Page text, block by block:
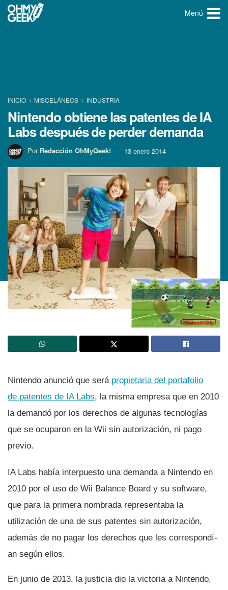
Menú
INICIO MISCELÁNEOS INDUSTRIA
Nintendo obtiene las patentes de IA
Labs después de perder demanda
Por Redacción OhMyGeek! 13 enero 2014
Nintendo anunció que será propietaria del portafolio
de patentes de IA Labs, la misma empresa que en 2010
la demandó por los derechos de algunas tecnologí­as
que se ocuparon en la Wii sin autorización, ni pago
previo.
IA Labs habí­a interpuesto una demanda a Nintendo en
2010 por el uso de Wii Balance Board y su software,
que para la primera nombrada representaba la
utilización de una de sus patentes sin autorización,
además de no pagar los derechos que les correspondí­
an según ellos.
En junio de 2013, la justicia dio la victoria a Nintendo,